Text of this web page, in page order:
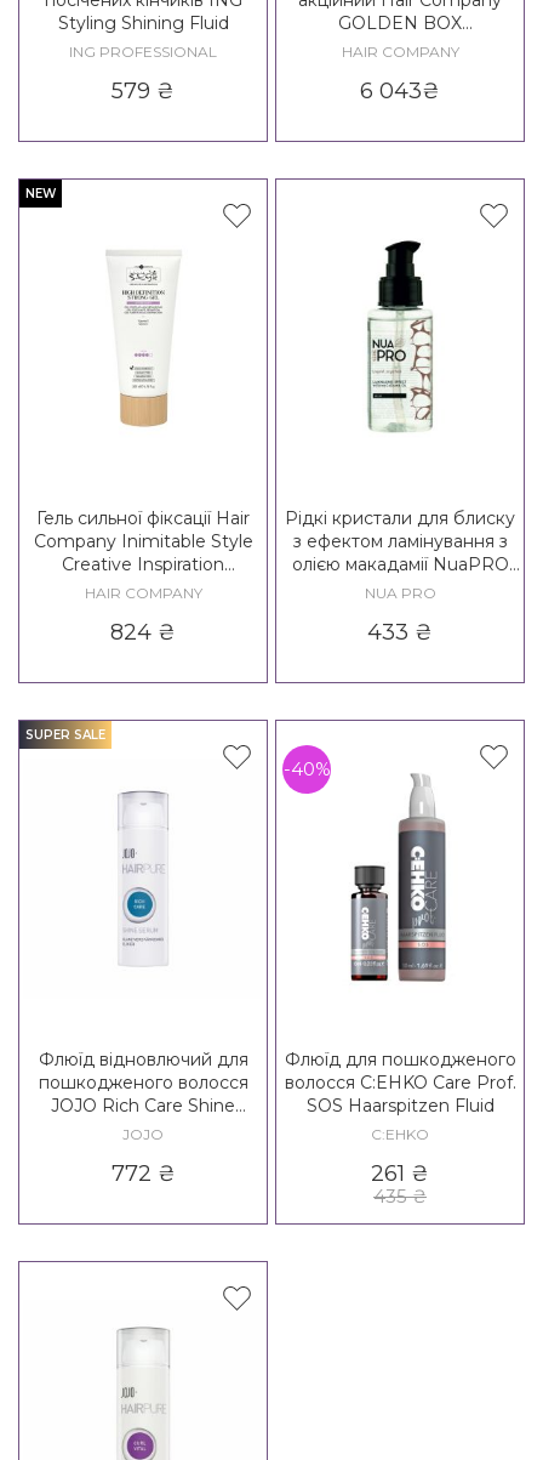
Styling Shining Fluid
ING PROFESSIONAL
579 ₴
GOLDEN BOX
PROFESSIONAL
HAIR COMPANY
6 043₴
NEW
Гель сильної фіксації Hair
Company Inimitable Style
Creative Inspiration
Hypershape High Definition
HAIR COMPANY
824 ₴
Рідкі кристали для блиску
з ефектом ламінування з
олією макадамії NuaPRO
Liquid Crystals with
Macadamia Oil
NUA PRO
433 ₴
SUPER SALE
Флюїд відновлючий для
пошкодженого волосся
JOJO Rich Care Shine
Serum
JOJO
772 ₴
-40%
Флюїд для пошкодженого
волосся C:EHKO Care Prof.
SOS Haarspitzen Fluid
C:EHKO
261 ₴
435₴